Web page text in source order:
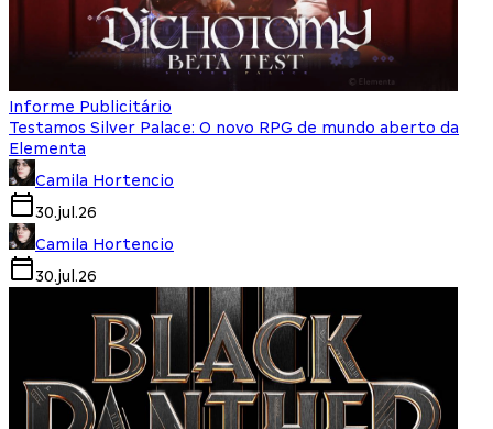
Informe Publicitário
Testamos Silver Palace: O novo RPG de mundo aberto da
Elementa
Camila Hortencio
30.jul.26
Camila Hortencio
30.jul.26